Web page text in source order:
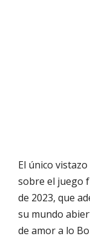
El único
sobre el juego
de 2023, que
su mundo
de amor a lo